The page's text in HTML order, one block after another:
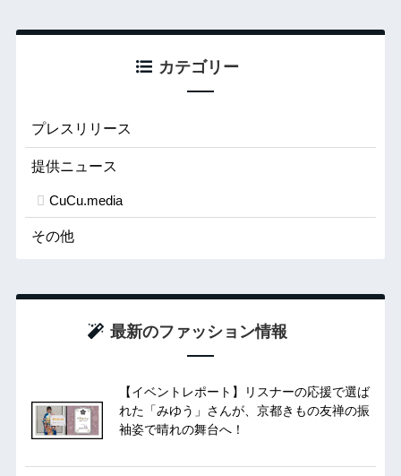
カテゴリー
プレスリリース
提供ニュース
CuCu.media
その他
最新のファッション情報
【イベントレポート】リスナーの応援で選ば
れた「みゆう」さんが、京都きもの友禅の振
袖姿で晴れの舞台へ！